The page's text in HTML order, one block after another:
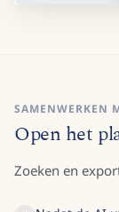
SAMENWERKEN
Open het